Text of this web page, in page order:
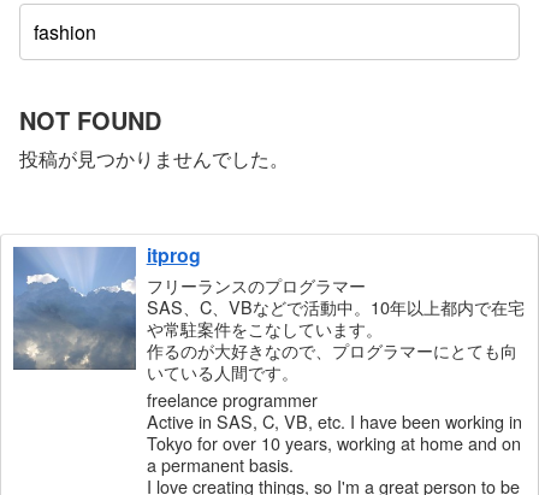
NOT FOUND
投稿が見つかりませんでした。
itprog
フリーランスのプログラマー
SAS、C、VBなどで活動中。10年以上都内で在宅
や常駐案件をこなしています。
作るのが大好きなので、プログラマーにとても向
いている人間です。
freelance programmer
Active in SAS, C, VB, etc. I have been working in
Tokyo for over 10 years, working at home and on
a permanent basis.
I love creating things, so I'm a great person to be